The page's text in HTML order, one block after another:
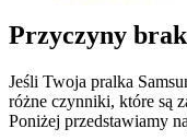
Przyczyny
Jeśli Twoja pralka
różne czynniki, które są
Poniżej przedstawiamy